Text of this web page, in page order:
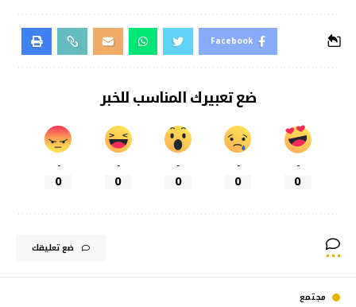
Facebook
ضع تعبيرك المناسب للخبر
-
0
-
0
-
0
-
0
-
0
ضع تعليقك
مجتمع